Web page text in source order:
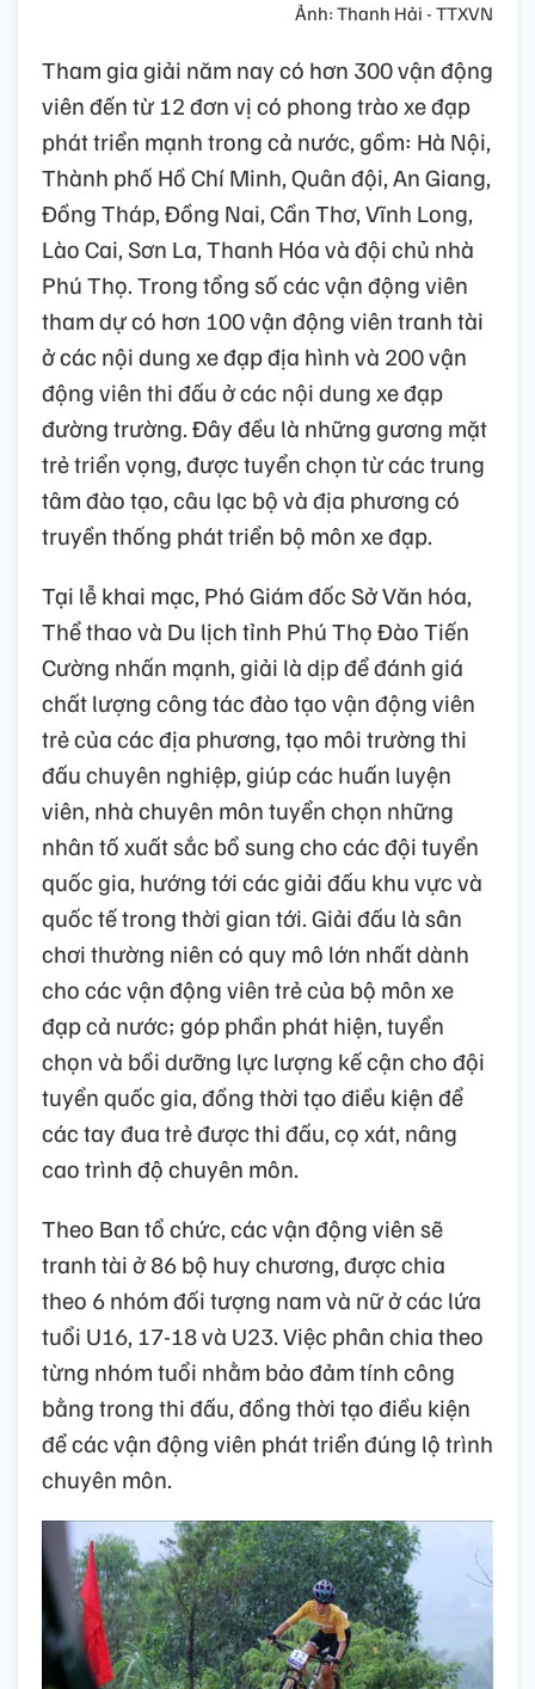
Ảnh: Thanh Hải - TTXVN
Tham gia giải năm nay có hơn 300 vận động
viên đến từ 12 đơn vị có phong trào xe đạp
phát triển mạnh trong cả nước, gồm: Hà Nội,
Thành phố Hồ Chí Minh, Quân đội, An Giang,
Đồng Tháp, Đồng Nai, Cần Thơ, Vĩnh Long,
Lào Cai, Sơn La, Thanh Hóa và đội chủ nhà
Phú Thọ. Trong tổng số các vận động viên
tham dự có hơn 100 vận động viên tranh tài
ở các nội dung xe đạp địa hình và 200 vận
động viên thi đấu ở các nội dung xe đạp
đường trường. Đây đều là những gương mặt
trẻ triển vọng, được tuyển chọn từ các trung
tâm đào tạo, câu lạc bộ và địa phương có
truyền thống phát triển bộ môn xe đạp.
Tại lễ khai mạc, Phó Giám đốc Sở Văn hóa,
Thể thao và Du lịch tỉnh Phú Thọ Đào Tiến
Cường nhấn mạnh, giải là dịp để đánh giá
chất lượng công tác đào tạo vận động viên
trẻ của các địa phương, tạo môi trường thi
đấu chuyên nghiệp, giúp các huấn luyện
viên, nhà chuyên môn tuyển chọn những
nhân tố xuất sắc bổ sung cho các đội tuyển
quốc gia, hướng tới các giải đấu khu vực và
quốc tế trong thời gian tới. Giải đấu là sân
chơi thường niên có quy mô lớn nhất dành
cho các vận động viên trẻ của bộ môn xe
đạp cả nước; góp phần phát hiện, tuyển
chọn và bồi dưỡng lực lượng kế cận cho đội
tuyển quốc gia, đồng thời tạo điều kiện để
các tay đua trẻ được thi đấu, cọ xát, nâng
cao trình độ chuyên môn.
Theo Ban tổ chức, các vận động viên sẽ
tranh tài ở 86 bộ huy chương, được chia
theo 6 nhóm đối tượng nam và nữ ở các lứa
tuổi U16, 17-18 và U23. Việc phân chia theo
từng nhóm tuổi nhằm bảo đảm tính công
bằng trong thi đấu, đồng thời tạo điều kiện
để các vận động viên phát triển đúng lộ trình
chuyên môn.